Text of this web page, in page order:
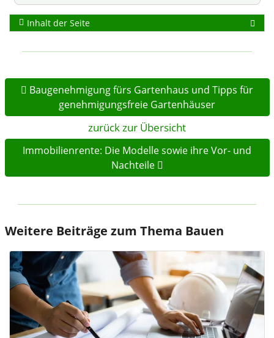
Inhalt der Seite
Baugenehmigung fürs Gartenhaus und Tipps für
genehmigungsfreie Gartenhäuser
zurück zur Übersicht
Immobilienrente: Die Modelle sowie ihre Vor- und
Nachteile
Weitere Beiträge zum Thema Bauen